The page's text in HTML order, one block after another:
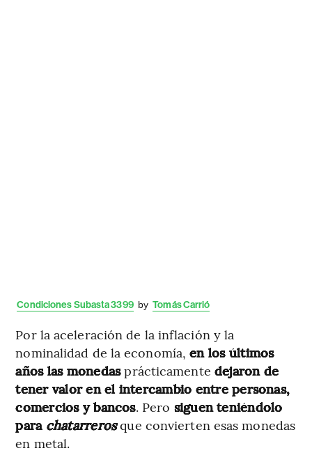
Condiciones Subasta 3399 by Tomás Carrió
Por la aceleración de la inflación y la
nominalidad de la economía,en los últimos
años las monedasprácticamente dejaron de
tener valor en el intercambio entre personas,
comercios y bancos. Pero siguen teniéndolo
para chatarrerosque convierten esas monedas
en metal.